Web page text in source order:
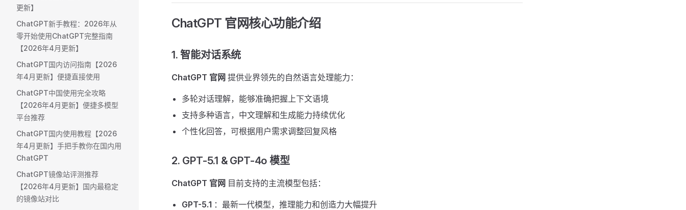
更新】
ChatGPT新手教程：2026年从
零开始使用ChatGPT完整指南
【2026年4月更新】
ChatGPT国内访问指南【2026
年4月更新】便捷直接使用
ChatGPT中国使用完全攻略
【2026年4月更新】便捷多模型
平台推荐
ChatGPT国内使用教程【2026
年4月更新】手把手教你在国内用
ChatGPT
ChatGPT镜像站评测推荐
【2026年4月更新】国内最稳定
的镜像站对比
ChatGPT 官网核心功能介绍 ​
1. 智能对话系统 ​
ChatGPT 官网 提供业界领先的自然语言处理能力：
多轮对话理解，能够准确把握上下文语境
支持多种语言，中文理解和生成能力持续优化
个性化回答，可根据用户需求调整回复风格
2. GPT-5.1 & GPT-4o 模型 ​
ChatGPT 官网 目前支持的主流模型包括：
GPT-5.1 ：最新一代模型，推理能力和创造力大幅提升